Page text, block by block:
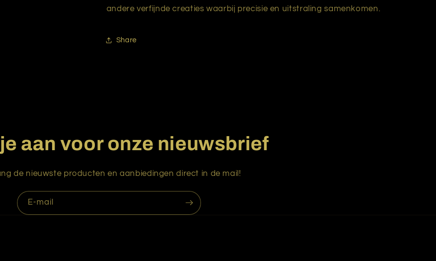
andere verfijnde creaties waarbij precisie en uitstraling samenkomen.
Share
aan voor onze nieuwsbrief
de nieuwste producten en aanbiedingen direct in de mail!
E‑mail